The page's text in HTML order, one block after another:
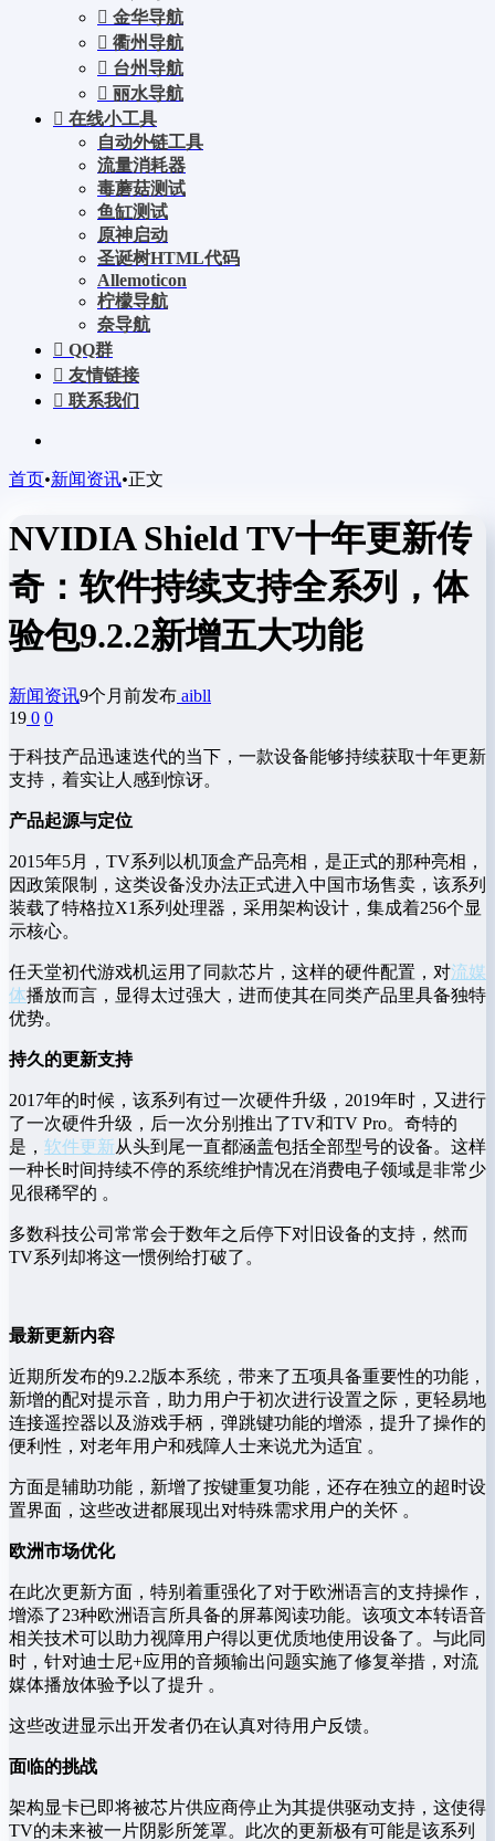
金华导航
衢州导航
台州导航
丽水导航
在线小工具
自动外链工具
流量消耗器
毒蘑菇测试
鱼缸测试
原神启动
圣诞树HTML代码
Allemoticon
柠檬导航
奈导航
QQ群
友情链接
联系我们
首页•新闻资讯•正文
NVIDIA Shield TV十年更新传
奇：软件持续支持全系列，体
验包9.2.2新增五大功能
新闻资讯9个月前发布 aibll
19 0 0
于科技产品迅速迭代的当下，一款设备能够持续获取十年更新
支持，着实让人感到惊讶。
产品起源与定位
2015年5月，TV系列以机顶盒产品亮相，是正式的那种亮相，
因政策限制，这类设备没办法正式进入中国市场售卖，该系列
装载了特格拉X1系列处理器，采用架构设计，集成着256个显
示核心。
任天堂初代游戏机运用了同款芯片，这样的硬件配置，对流媒
体播放而言，显得太过强大，进而使其在同类产品里具备独特
优势。
持久的更新支持
2017年的时候，该系列有过一次硬件升级，2019年时，又进行
了一次硬件升级，后一次分别推出了TV和TV Pro。奇特的
是， 软件更新从头到尾一直都涵盖包括全部型号的设备。这样
一种长时间持续不停的系统维护情况在消费电子领域是非常少
见很稀罕的 。
多数科技公司常常会于数年之后停下对旧设备的支持，然而
TV系列却将这一惯例给打破了。
最新更新内容
近期所发布的9.2.2版本系统，带来了五项具备重要性的功能，
新增的配对提示音，助力用户于初次进行设置之际，更轻易地
连接遥控器以及游戏手柄，弹跳键功能的增添，提升了操作的
便利性，对老年用户和残障人士来说尤为适宜 。
方面是辅助功能，新增了按键重复功能，还存在独立的超时设
置界面，这些改进都展现出对特殊需求用户的关怀 。
欧洲市场优化
在此次更新方面，特别着重强化了对于欧洲语言的支持操作，
增添了23种欧洲语言所具备的屏幕阅读功能。该项文本转语音
相关技术可以助力视障用户得以更优质地使用设备了。与此同
时，针对迪士尼+应用的音频输出问题实施了修复举措，对流
媒体播放体验予以了提升 。
这些改进显示出开发者仍在认真对待用户反馈。
面临的挑战
架构显卡已即将被芯片供应商停止为其提供驱动支持，这使得
TV的未来被一片阴影所笼罩。此次的更新极有可能是该系列